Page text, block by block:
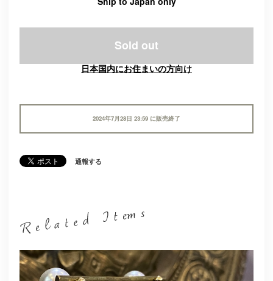
Sold out
日本国内にお住まいの方向け
2024年7月28日 23:59 に販売終了
通報する